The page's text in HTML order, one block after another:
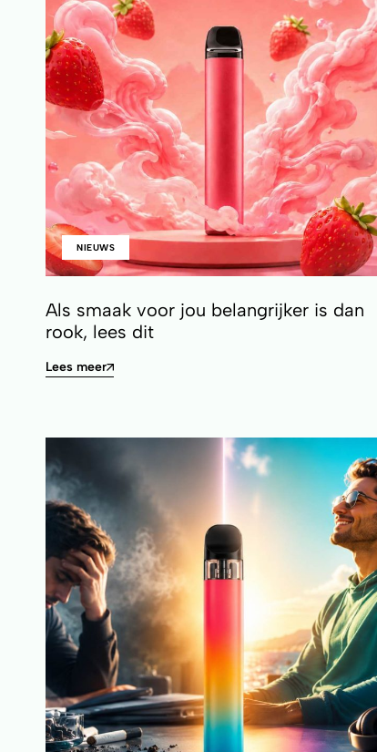
NIEUWS
Als smaak voor jou belangrijker is dan
rook, lees dit
Lees meer